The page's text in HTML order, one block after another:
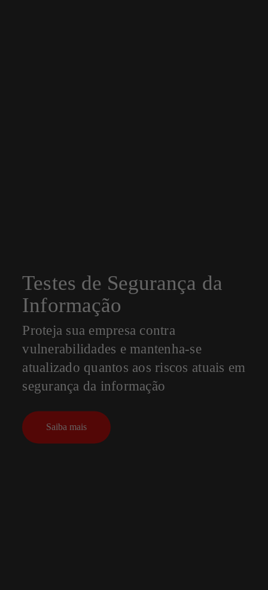
Testes de Segurança da
Informação
Proteja sua empresa contra
vulnerabilidades e mantenha-se
atualizado quantos aos riscos atuais em
segurança da informação
Saiba mais